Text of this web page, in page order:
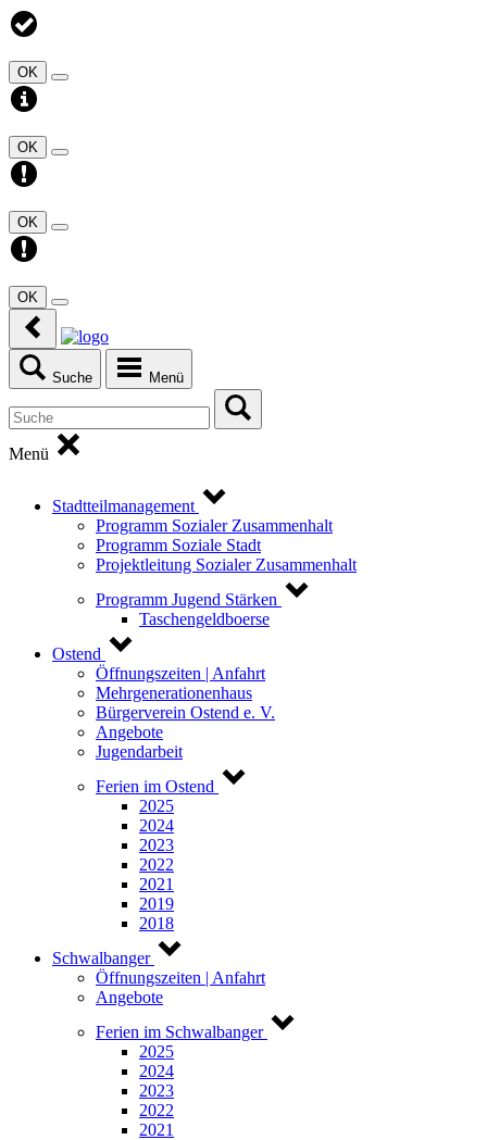
OK
OK
OK
OK
Suche Menü
Menü
Stadtteilmanagement
Programm Sozialer Zusammenhalt
Programm Soziale Stadt
Projektleitung Sozialer Zusammenhalt
Programm Jugend Stärken
Taschengeldboerse
Ostend
Öffnungszeiten | Anfahrt
Mehrgenerationenhaus
Bürgerverein Ostend e. V.
Angebote
Jugendarbeit
Ferien im Ostend
2025
2024
2023
2022
2021
2019
2018
Schwalbanger
Öffnungszeiten | Anfahrt
Angebote
Ferien im Schwalbanger
2025
2024
2023
2022
2021